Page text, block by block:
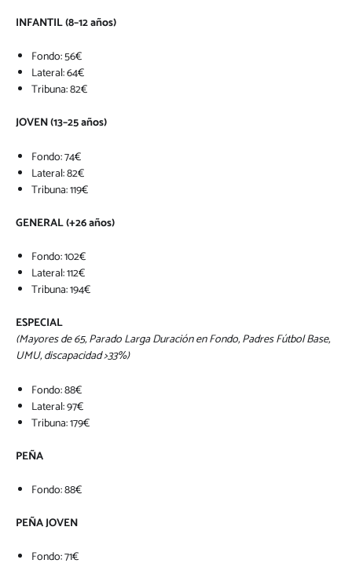
INFANTIL (8–12 años)
Fondo: 56€
Lateral: 64€
Tribuna: 82€
JOVEN (13–25 años)
Fondo: 74€
Lateral: 82€
Tribuna: 119€
GENERAL (+26 años)
Fondo: 102€
Lateral: 112€
Tribuna: 194€
ESPECIAL
(Mayores de 65, Parado Larga Duración en Fondo, Padres Fútbol Base,
UMU, discapacidad >33%)
Fondo: 88€
Lateral: 97€
Tribuna: 179€
PEÑA
Fondo: 88€
PEÑA JOVEN
Fondo: 71€